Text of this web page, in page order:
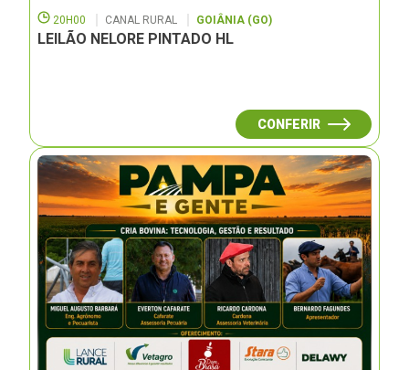
20H00 CANAL RURAL GOIÂNIA (GO)
LEILÃO NELORE PINTADO HL
CONFERIR